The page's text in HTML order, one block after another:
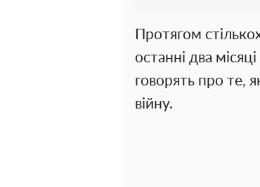
Протягом
останні два
говорять про те,
війну.